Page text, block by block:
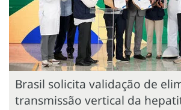
Brasil solicita validação de
transmissão vertical da